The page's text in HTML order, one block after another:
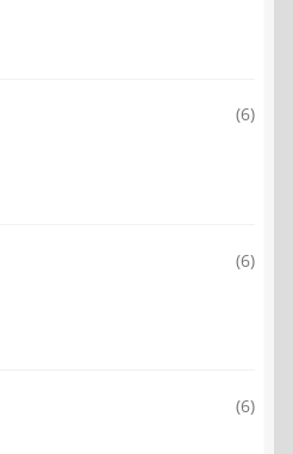
(6)
(6)
(6)